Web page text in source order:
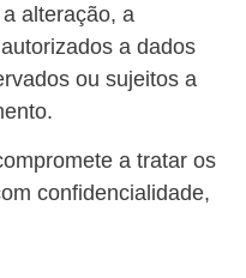
alteração, a
a dados
ou sujeitos a
a tratar os
confidencialidade,